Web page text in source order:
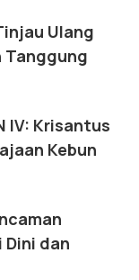
Ulang
Tanggung
IV: Krisantus
Kebun
dan